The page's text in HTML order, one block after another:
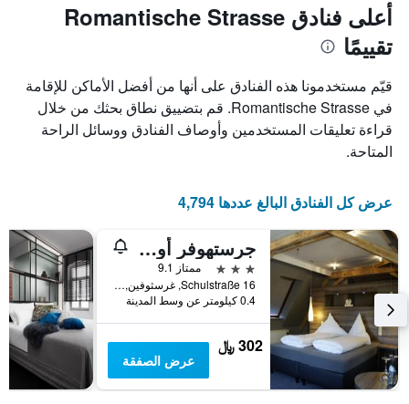
أعلى فنادق Romantische Strasse
تقييمًا
قيّم مستخدمونا هذه الفنادق على أنها من أفضل الأماكن للإقامة
في Romantische Strasse. قم بتضييق نطاق بحثك من خلال
قراءة تعليقات المستخدمين وأوصاف الفنادق ووسائل الراحة
المتاحة.
عرض كل الفنادق البالغ عددها 4,794
جرستهوفر أوستسايت
3 نجوم
ممتاز 9.1
Schulstraße 16, غرسثوفين, بافاريا, ألمانيا
0.4 كيلومتر عن وسط المدينة
302 ﷼
عرض الصفقة